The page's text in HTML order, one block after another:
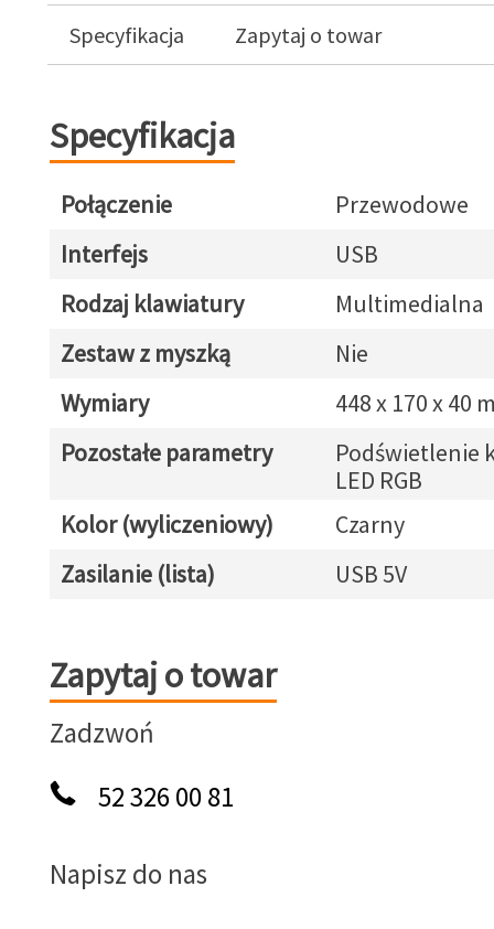
Specyfikacja Zapytaj o towar
Specyfikacja
Połączenie
Przewodowe
Interfejs
USB
Rodzaj klawiatury
Multimedialna
Zestaw z myszką
Nie
Wymiary
448 x 170 x 40
Pozostałe parametry
Podświetlenie
LED RGB
Kolor (wyliczeniowy)
Czarny
Zasilanie (lista)
USB 5V
Zapytaj o towar
Zapytaj o towar
Zadzwoń
52 326 00 81
Napisz do nas